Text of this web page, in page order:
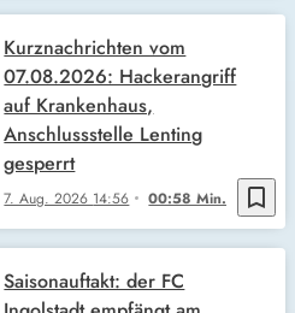
bookmark_border
7. Aug. 2026 14:56 00:58 Min.
Kurznachrichten vom
07.08.2026: Hackerangriff
auf Krankenhaus,
Anschlussstelle Lenting
gesperrt
Saisonauftakt: der FC